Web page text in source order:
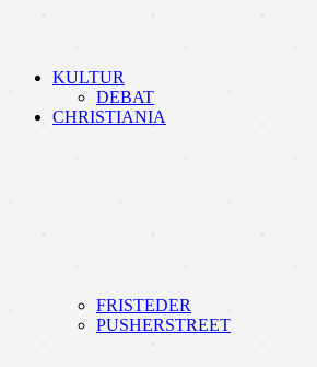
KULTUR
DEBAT
CHRISTIANIA
FRISTEDER
PUSHERSTREET